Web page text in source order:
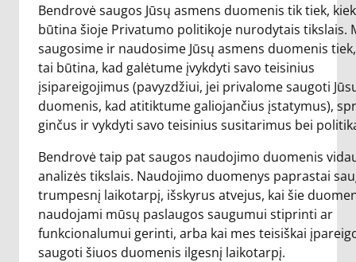
Bendrovė saugos Jūsų asmens duomenis tik tiek,
būtina šioje Privatumo politikoje nurodytais tikslais.
saugosime ir naudosime Jūsų asmens duomenis
tai būtina, kad galėtume įvykdyti savo teisinius
įsipareigojimus (pavyzdžiui, jei privalome saugoti
duomenis, kad atitiktume galiojančius įstatymus),
ginčus ir vykdyti savo teisinius susitarimus bei
Bendrovė taip pat saugos naudojimo duomenis
analizės tikslais. Naudojimo duomenys paprastai
trumpesnį laikotarpį, išskyrus atvejus, kai šie
naudojami mūsų paslaugos saugumui stiprinti ar
funkcionalumui gerinti, arba kai mes teisiškai
saugoti šiuos duomenis ilgesnį laikotarpį.